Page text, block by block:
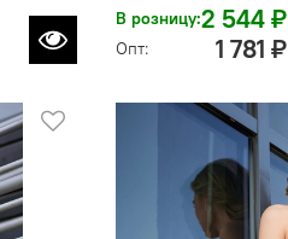
В розницу:2 544 ₽
Опт: 1 781 ₽